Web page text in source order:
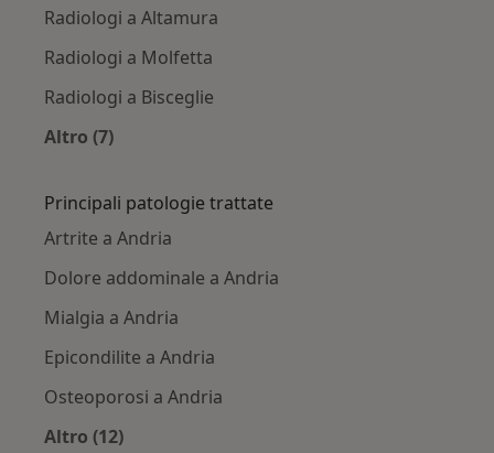
Radiologi a Altamura
Radiologi a Molfetta
Radiologi a Bisceglie
Altro (7)
Principali patologie trattate
Artrite a Andria
Dolore addominale a Andria
Mialgia a Andria
Epicondilite a Andria
Osteoporosi a Andria
Altro (12)